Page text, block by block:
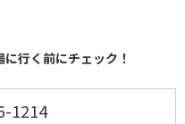
行く前にチェック！
1214